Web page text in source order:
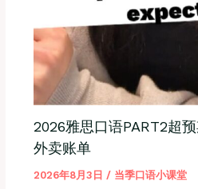
2026雅思口语PART2超
外卖账单
2026年8月3日 / 当季口语小课堂